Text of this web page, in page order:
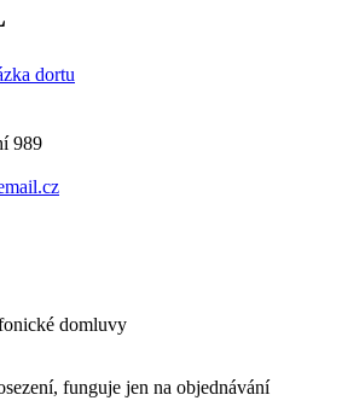
989
domluvy
funguje jen na objednávání